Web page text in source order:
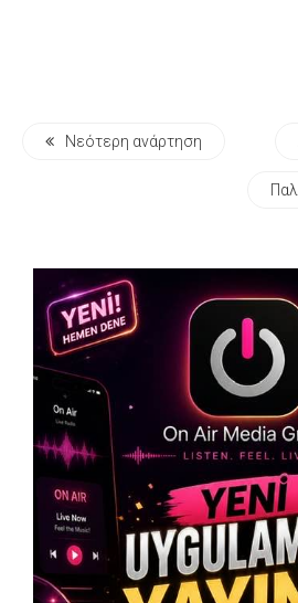
Νεότερη ανάρτηση